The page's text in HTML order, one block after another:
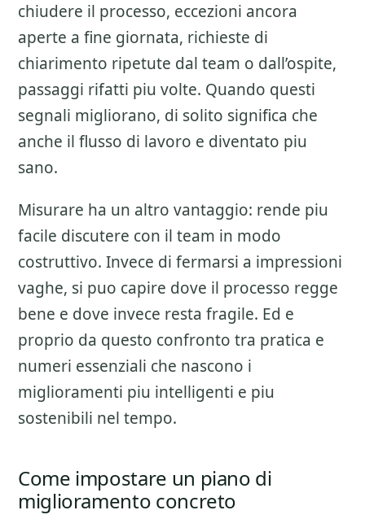
chiudere il processo, eccezioni ancora
aperte a fine giornata, richieste di
chiarimento ripetute dal team o dall’ospite,
passaggi rifatti piu volte. Quando questi
segnali migliorano, di solito significa che
anche il flusso di lavoro e diventato piu
sano.
Misurare ha un altro vantaggio: rende piu
facile discutere con il team in modo
costruttivo. Invece di fermarsi a impressioni
vaghe, si puo capire dove il processo regge
bene e dove invece resta fragile. Ed e
proprio da questo confronto tra pratica e
numeri essenziali che nascono i
miglioramenti piu intelligenti e piu
sostenibili nel tempo.
Come impostare un piano di
miglioramento concreto